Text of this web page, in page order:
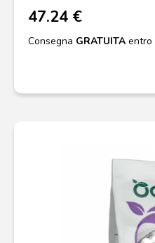
47.24 €
Consegna GRATUITA entro